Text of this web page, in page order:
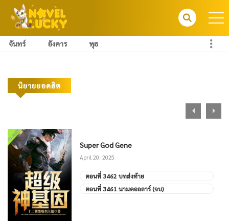
จันทร์ อังคาร พุธ
นิยายยอดฮิต
Super God Gene
April 20, 2025
ตอนที่ 3462 บทส่งท้าย
ตอนที่ 3461 นามดอลลาร์ (จบ)